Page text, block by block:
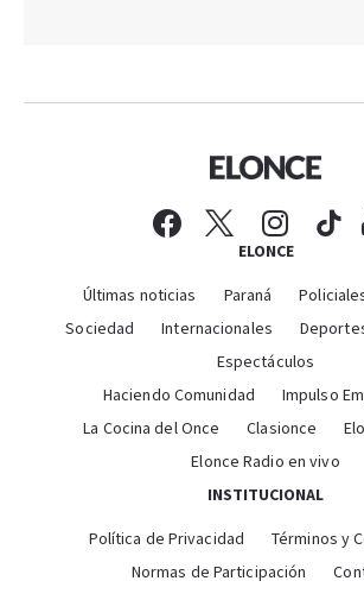
ELONCE
Últimas noticias Paraná
Sociedad
Internacionales
Espectáculos
Haciendo Comunidad
Impulso
La Cocina del Once
Clasionce
Elonce Radio en vivo
INSTITUCIONAL
Política de Privacidad
Términos y
Normas de Participación